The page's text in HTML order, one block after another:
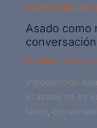
Gastronomía,
Asado como
By Pablo / February
Introducción
el asado no es
lento,